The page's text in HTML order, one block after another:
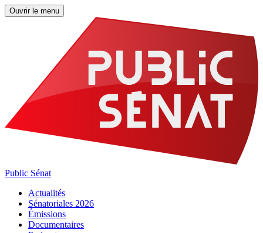
Ouvrir le menu
Public Sénat
Actualités
Sénatoriales 2026
Émissions
Documentaires